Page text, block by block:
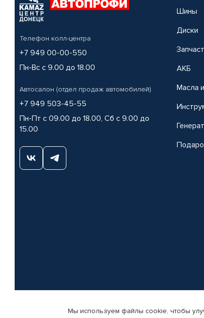
Телефон колл-центра
+7 949 00-00-550
Пн-Вс с 9.00 до 18.00
Автосалон (отдел продаж автомобилей)
+7 949 503-45-55
Пн-Пт с 09.00 до 18.00, Сб с 9.00 до
15.00
Шины
Диски
АКБ
Масла
© КАМАЗ ЦЕНТР ДОНЕЦК, 2015-2026. Все права защищены.
Мы используем файлы cookie, чтобы